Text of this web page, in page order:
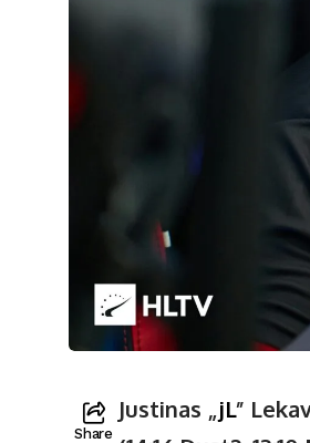
Share
Justinas „jL”